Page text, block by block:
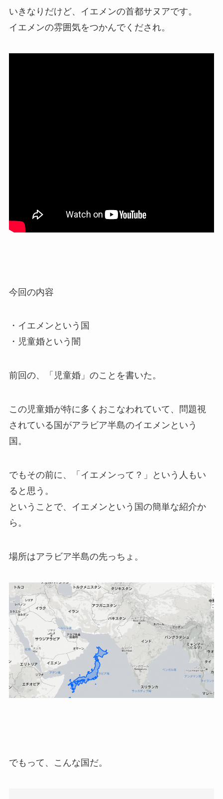
いきなりだけど、イエメンの首都サヌアです。
イエメンの雰囲気をつかんでくだされ。
今回の内容
・イエメンという国
・児童婚という闇
前回の、「児童婚」のことを書いた。
この児童婚が特に多くおこなわれていて、問題視
されている国がアラビア半島のイエメンという
国。
でもその前に、「イエメンって？」という人もい
ると思う。
ということで、イエメンという国の簡単な紹介か
ら。
場所はアラビア半島の先っちょ。
でもって、こんな国だ。